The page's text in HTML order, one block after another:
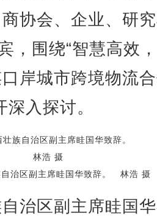
协会、企业、研
，围绕“智慧高效
岸城市跨境物流
深入探讨。
自治区副主席眭国华致辞。 林浩 摄
区副主席眭国